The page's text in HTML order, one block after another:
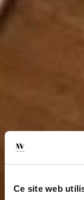
Ce site web